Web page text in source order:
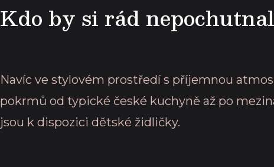
Kdo by si rád
Navíc ve stylovém prostředí s příjemnou
pokrmů od typické české kuchyně až po
jsou k dispozici dětské židličky.